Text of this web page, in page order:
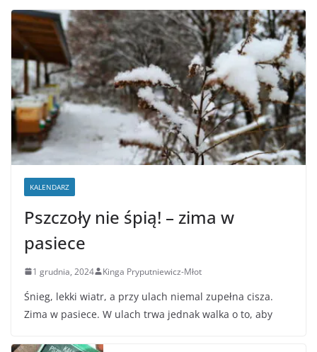
KALENDARZ
Pszczoły nie śpią! – zima w
pasiece
1 grudnia, 2024 Kinga Pryputniewicz-Młot
Śnieg, lekki wiatr, a przy ulach niemal zupełna cisza.
Zima w pasiece. W ulach trwa jednak walka o to, aby